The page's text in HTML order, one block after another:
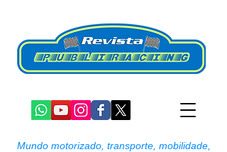
Mundo motorizado, transporte, mobilidade,